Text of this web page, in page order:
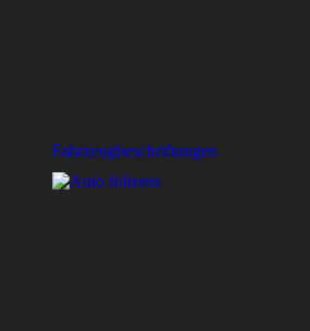
Fahrzeugbeschriftungen